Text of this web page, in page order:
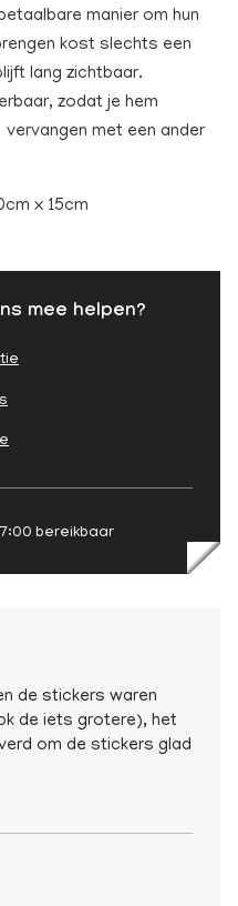
manier om hun
kost slechts een
lang zichtbaar.
zodat je hem
met een ander
x 15cm
mee helpen?
bereikbaar
de stickers waren
de iets grotere), het
om de stickers glad